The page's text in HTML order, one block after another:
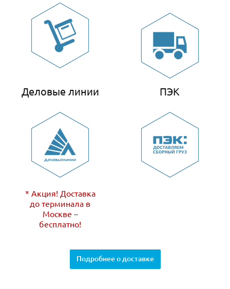
Деловые линии
* Акция! Доставка
до терминала в
Москве –
бесплатно!
ПЭК
Подробнее о доставке